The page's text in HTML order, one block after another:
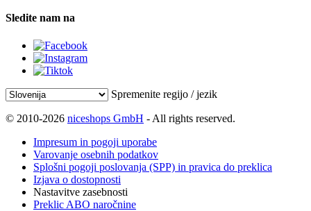
Sledite nam na
Spremenite regijo / jezik
© 2010-2026 niceshops GmbH - All rights reserved.
Impresum in pogoji uporabe
Varovanje osebnih podatkov
Splošni pogoji poslovanja (SPP) in pravica do preklica
Izjava o dostopnosti
Nastavitve zasebnosti
Preklic ABO naročnine